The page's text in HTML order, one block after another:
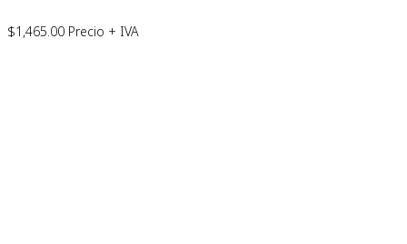
$1,465.00 Precio + IVA